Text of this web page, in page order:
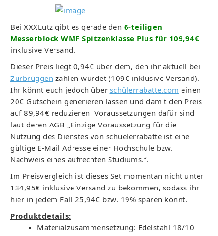
Bei XXXLutz gibt es gerade den 6-teiligen
Messerblock WMF Spitzenklasse Plus für 109,94€
inklusive Versand.
Dieser Preis liegt 0,94€ über dem, den ihr aktuell bei
Zurbrüggen zahlen würdet (109€ inklusive Versand).
Ihr könnt euch jedoch über schülerrabatte.com einen
20€ Gutschein generieren lassen und damit den Preis
auf 89,94€ reduzieren. Voraussetzungen dafür sind
laut deren AGB „Einzige Voraussetzung für die
Nutzung des Dienstes von schuelerrabatte ist eine
gültige E-Mail Adresse einer Hochschule bzw.
Nachweis eines aufrechten Studiums.“.
Im Preisvergleich ist dieses Set momentan nicht unter
134,95€ inklusive Versand zu bekommen, sodass ihr
hier in jedem Fall 25,94€ bzw. 19% sparen könnt.
Produktdetails:
Materialzusammensetzung: Edelstahl 18/10